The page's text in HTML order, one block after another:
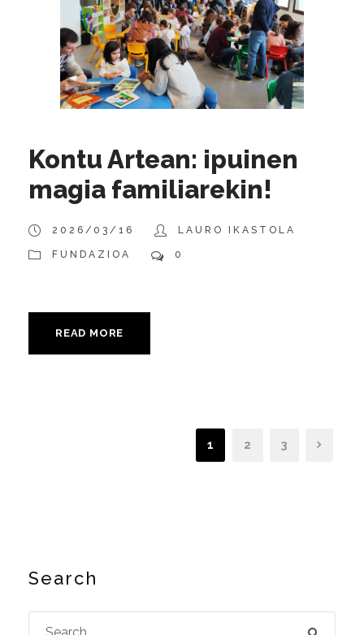
Kontu Artean: ipuinen
magia familiarekin!
2026/03/16 LAURO IKASTOLA
FUNDAZIOA 0
READ MORE
1 2 3
Search